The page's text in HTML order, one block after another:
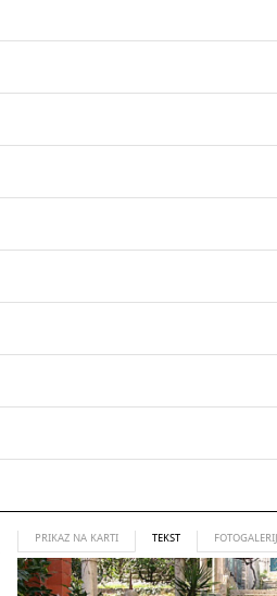
PRIKAZ NA KARTI TEKST